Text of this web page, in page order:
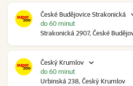
České Budějovice Strakonická
Strakonická 2907, České
do 60 minut
Český Krumlov
Urbinská 238, Český Krumlov
do 60 minut